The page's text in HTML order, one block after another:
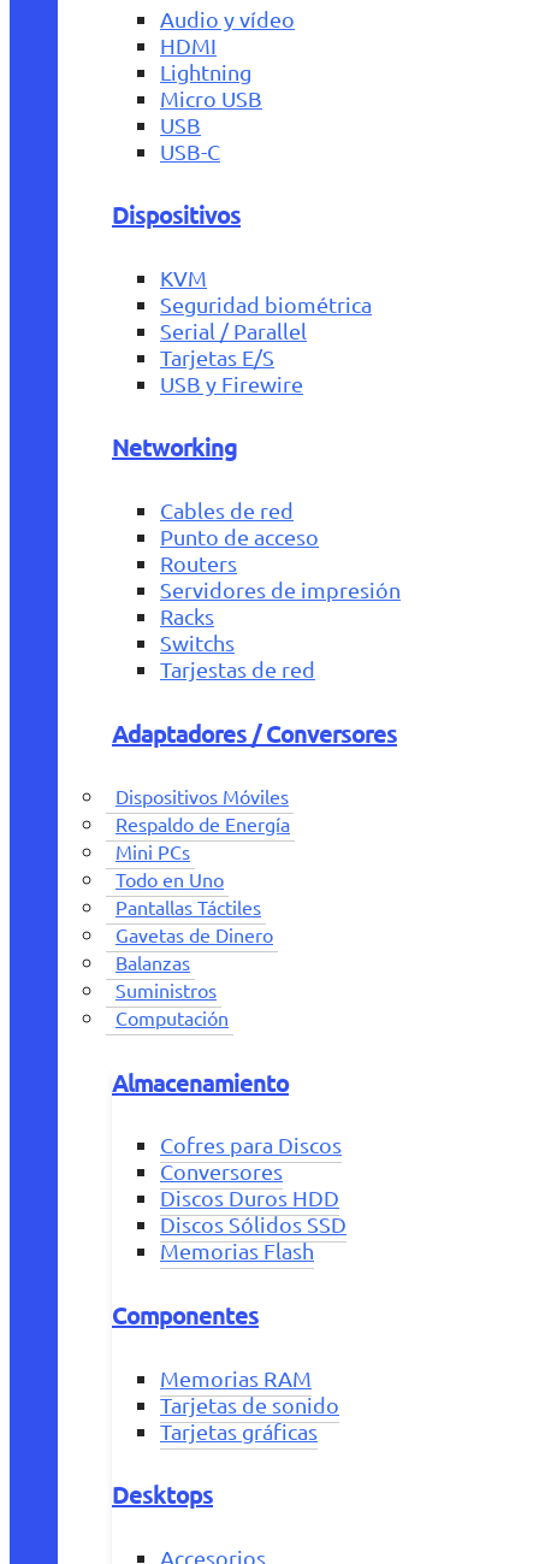
Audio y vídeo
HDMI
Lightning
Micro USB
USB
USB-C
Dispositivos
KVM
Seguridad biométrica
Serial / Parallel
Tarjetas E/S
USB y Firewire
Networking
Cables de red
Punto de acceso
Routers
Servidores de impresión
Racks
Switchs
Tarjestas de red
Adaptadores / Conversores
Dispositivos Móviles
Respaldo de Energía
Mini PCs
Todo en Uno
Pantallas Táctiles
Gavetas de Dinero
Balanzas
Suministros
Computación
Almacenamiento
Cofres para Discos
Conversores
Discos Duros HDD
Discos Sólidos SSD
Memorias Flash
Componentes
Memorias RAM
Tarjetas de sonido
Tarjetas gráficas
Desktops
Accesorios